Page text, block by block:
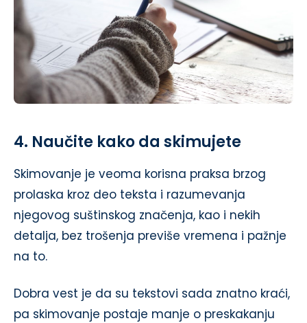
4. Naučite kako da skimujete
Skimovanje je veoma korisna praksa brzog
prolaska kroz deo teksta i razumevanja
njegovog suštinskog značenja, kao i nekih
detalja, bez trošenja previše vremena i pažnje
na to.
Dobra vest je da su tekstovi sada znatno kraći,
pa skimovanje postaje manje o preskakanju